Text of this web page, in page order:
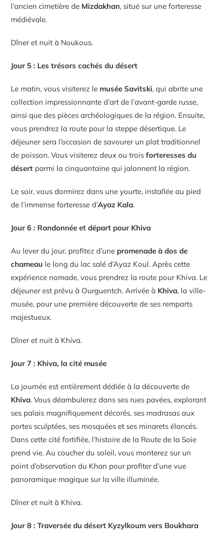
l’ancien cimetière de Mizdakhan, situé sur une forteresse
médiévale.
Dîner et nuit à Noukous.
Jour 5 : Les trésors cachés du désert
Le matin, vous visiterez le musée Savitski, qui abrite une
collection impressionnante d’art de l’avant-garde russe,
ainsi que des pièces archéologiques de la région. Ensuite,
vous prendrez la route pour la steppe désertique. Le
déjeuner sera l’occasion de savourer un plat traditionnel
de poisson. Vous visiterez deux ou troisforteresses du
désert parmi la cinquantaine qui jalonnent la région.
Le soir, vous dormirez dans une yourte, installée au pied
de l’immense forteresse d’Ayaz Kala.
Jour 6 : Randonnée et départ pour Khiva
Au lever du jour, profitez d’une promenade à dos de
chameau le long du lac salé d’Ayaz Koul. Après cette
expérience nomade, vous prendrez la route pour Khiva. Le
déjeuner est prévu à Ourguentch. Arrivée à Khiva, la ville-
musée, pour une première découverte de ses remparts
majestueux.
Dîner et nuit à Khiva.
Jour 7 : Khiva, la cité musée
La journée est entièrement dédiée à la découverte de
Khiva. Vous déambulerez dans ses rues pavées, explorant
ses palais magnifiquement décorés, ses madrasas aux
portes sculptées, ses mosquées et ses minarets élancés.
Dans cette cité fortifiée, l’histoire de la Route de la Soie
prend vie. Au coucher du soleil, vous monterez sur un
point d’observation du Khan pour profiter d’une vue
panoramique magique sur la ville illuminée.
Dîner et nuit à Khiva.
Jour 8 : Traversée du désert Kyzylkoum vers Boukhara